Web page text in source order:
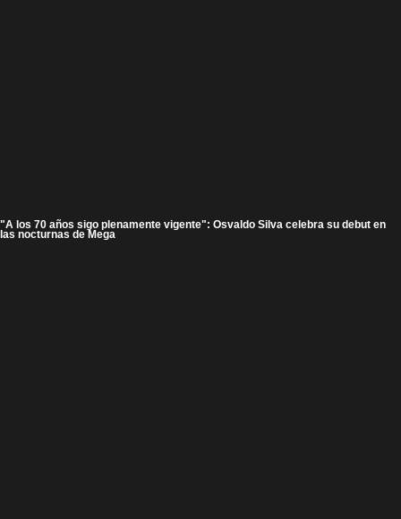
"A los 70 años sigo plenamente vigente": Osvaldo Silva celebra su debut en
las nocturnas de Mega